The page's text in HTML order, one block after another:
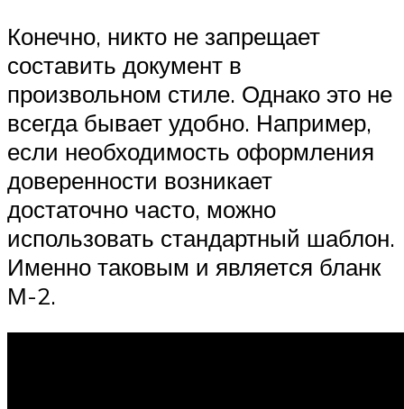
Конечно, никто не запрещает
составить документ в
произвольном стиле. Однако это не
всегда бывает удобно. Например,
если необходимость оформления
доверенности возникает
достаточно часто, можно
использовать стандартный шаблон.
Именно таковым и является бланк
М-2.